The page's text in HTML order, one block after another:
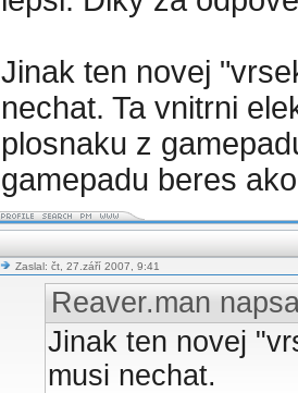
Jinak ten novej
nechat. Ta vnitrni
plosnaku z
gamepadu beres
Zaslal: čt, 27.září 2007, 9:41
Reaver.man
Jinak ten novej
musi nechat.